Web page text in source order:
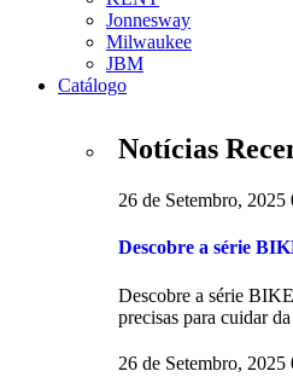
Jonnesway
Milwaukee
JBM
Catálogo
Notícias
26 de Setembro, 2025
Descobre a série
Descobre a série
precisas para cuidar da
26 de Setembro, 2025